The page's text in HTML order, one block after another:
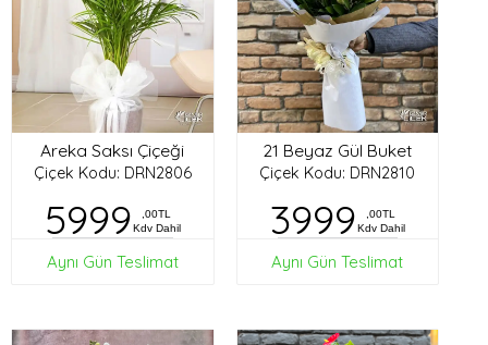
Areka Saksı Çiçeği
Çiçek Kodu: DRN2806
5999
,00TL
Kdv Dahil
Aynı Gün Teslimat
21 Beyaz Gül Buket
Çiçek Kodu: DRN2810
3999
,00TL
Kdv Dahil
Aynı Gün Teslimat